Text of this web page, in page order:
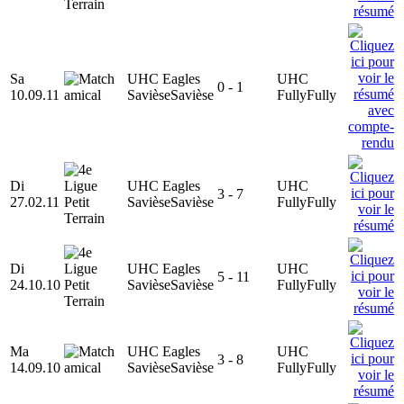
Sa
10.09.11
UHC Eagles
SavièseSavièse
0 - 1
UHC
FullyFully
Di
27.02.11
UHC Eagles
SavièseSavièse
3 - 7
UHC
FullyFully
Di
24.10.10
UHC Eagles
SavièseSavièse
5 - 11
UHC
FullyFully
Ma
14.09.10
UHC Eagles
SavièseSavièse
3 - 8
UHC
FullyFully